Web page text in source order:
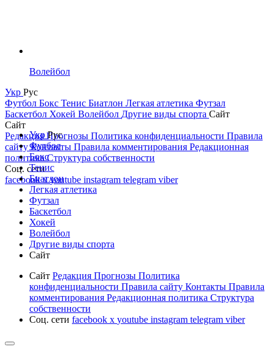
Волейбол
Укр Рус
Футбол Бокс Тенис Биатлон Легкая атлетика Футзал
Баскетбол Хокей Волейбол Другие виды спорта Сайт
Сайт
РедакцияПрогнозы Политика конфиденциальности Правила
сайтуКонтакты Правила комментирования Редакционная
политикаСтруктура собственности
Соц. сети
facebookxyoutube instagram telegram viber
УкрРус
Футбол
Бокс
Тенис
Биатлон
Легкая атлетика
Футзал
Баскетбол
Хокей
Волейбол
Другие виды спорта
Сайт
Сайт Редакция Прогнозы Политика
конфиденциальности Правила сайту Контакты Правила
комментирования Редакционная политика Структура
собственности
Соц. сети facebook x youtube instagram telegram viber